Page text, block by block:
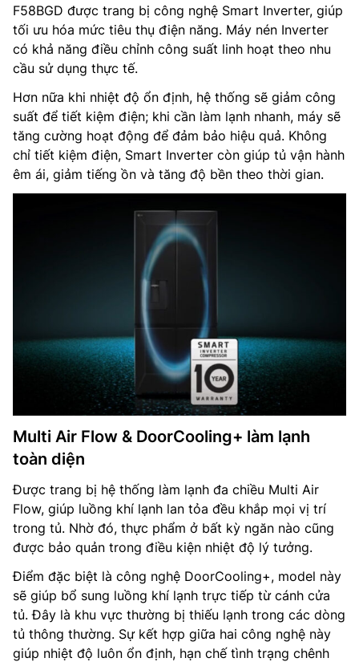
F58BGD được trang bị công nghệ Smart Inverter, giúp
tối ưu hóa mức tiêu thụ điện năng. Máy nén Inverter
có khả năng điều chỉnh công suất linh hoạt theo nhu
cầu sử dụng thực tế.
Hơn nữa khi nhiệt độ ổn định, hệ thống sẽ giảm công
suất để tiết kiệm điện; khi cần làm lạnh nhanh, máy sẽ
tăng cường hoạt động để đảm bảo hiệu quả. Không
chỉ tiết kiệm điện, Smart Inverter còn giúp tủ vận hành
êm ái, giảm tiếng ồn và tăng độ bền theo thời gian.
Multi Air Flow & DoorCooling+ làm lạnh
toàn diện
Được trang bị hệ thống làm lạnh đa chiều Multi Air
Flow, giúp luồng khí lạnh lan tỏa đều khắp mọi vị trí
trong tủ. Nhờ đó, thực phẩm ở bất kỳ ngăn nào cũng
được bảo quản trong điều kiện nhiệt độ lý tưởng.
Điểm đặc biệt là công nghệ DoorCooling+, model này
sẽ giúp bổ sung luồng khí lạnh trực tiếp từ cánh cửa
tủ. Đây là khu vực thường bị thiếu lạnh trong các dòng
tủ thông thường. Sự kết hợp giữa hai công nghệ này
giúp nhiệt độ luôn ổn định, hạn chế tình trạng chênh